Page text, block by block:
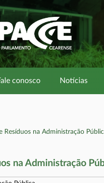
conosco Notícias
Resíduos na Administração
na Administração